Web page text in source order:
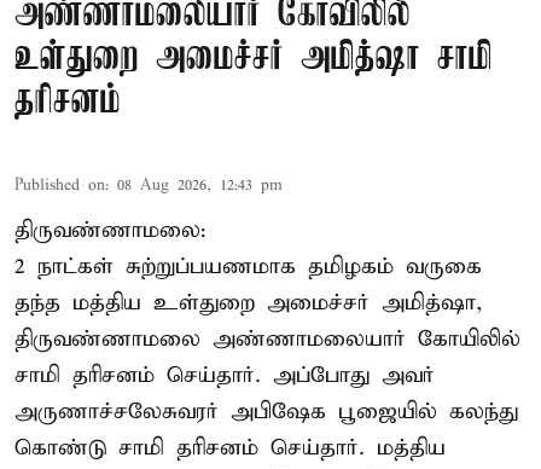
அண்ணாமலையார் கோவிலில்
உள்துறை அமைச்சர் அமித்ஷா சாமி
தரிசனம்
Published on: 08 Aug 2026, 12:43 pm
திருவண்ணாமலை:
2 நாட்கள் சுற்றுப்பயணமாக தமிழகம் வருகை
தந்த மத்திய உள்துறை அமைச்சர் அமித்ஷா,
திருவண்ணாமலை அண்ணாமலையார் கோயிலில்
சாமி தரிசனம் செய்தார். அப்போது அவர்
அருணாச்சலேசுவரர் அபிஷேக பூஜையில் கலந்து
கொண்டு சாமி தரிசனம் செய்தார். மத்திய